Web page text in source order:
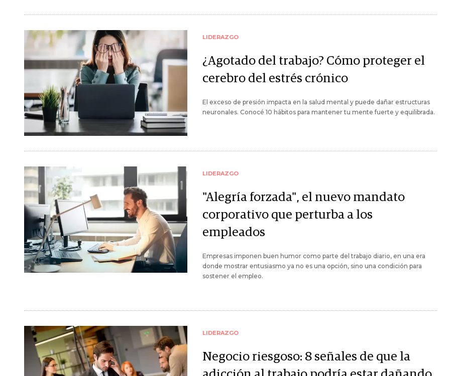
LIDERAZGO
¿Agotado del trabajo? Cómo proteger el
cerebro del estrés crónico
El exceso de presión impacta en la salud mental y puede dañar estructuras
neuronales. Conocé 10 hábitos para mantener tu mente fuerte y equilibrada.
LIDERAZGO
"Alegría forzada", el nuevo mandato
corporativo que perturba a los
empleados
Empresas imponen buen humor como parte del trabajo diario, en una era
donde mostrar entusiasmo ya no es una opción, sino una condición para
sostener el empleo.
LIDERAZGO
Negocio riesgoso: 8 señales de que la